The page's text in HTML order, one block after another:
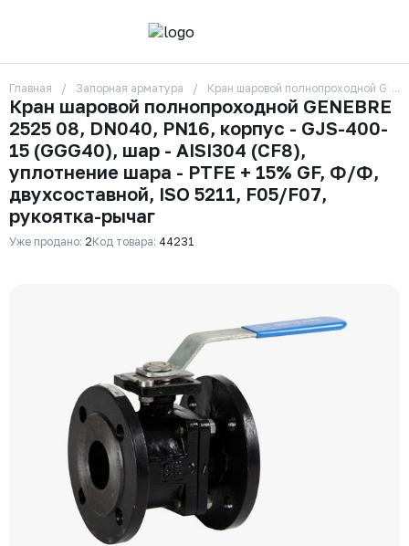
О компании
Контакты
Бренды
Отзывы
Сотрудники
Вакансии
Доставка
Оплата
Вопрос-ответ
Заказать звонок
zakaz325@ks-rus.com
Email для связи
Одинцово, Внуковская 9, пав. 31
Пункт выдачи заказов
Главная Запорная арматура Кран шаровой полнопроходной
Кран шаровой полнопроходной GENEBRE
2525 08, DN040, PN16, корпус - GJS-400-
15 (GGG40), шар - AISI304 (CF8),
уплотнение шара - PTFE + 15% GF, Ф/Ф,
двухсоставной, ISO 5211, F05/F07,
рукоятка-рычаг
Уже продано: 2Код товара: 44231